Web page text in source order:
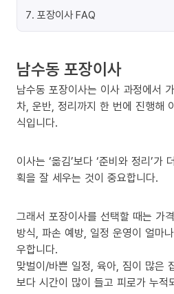
7. 포장이사 FAQ
남수동 포장이사
남수동 포장이사는 이사 과정에서
차, 운반, 정리까지 한 번에 진행해
식입니다.
이사는 ‘옮김’보다 ‘준비와 정리’
획을 잘 세우는 것이 중요합니다.
그래서 포장이사를 선택할 때는 가
방식, 파손 예방, 일정 운영이 얼마
우합니다.
맞벌이/바쁜 일정, 육아, 짐이 많은
보다 시간이 많이 들고 피로가 누적